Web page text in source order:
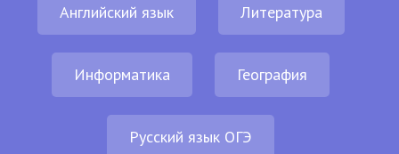
Английский язык Литература
Информатика География
Русский язык ОГЭ